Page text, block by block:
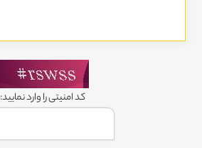
کد امنیتی را وارد نمایید: